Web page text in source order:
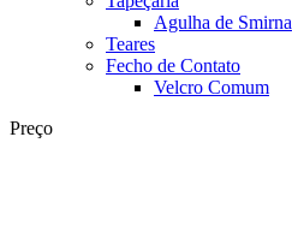
Agulha de Smirna
Teares
Fecho de Contato
Velcro Comum
Preço